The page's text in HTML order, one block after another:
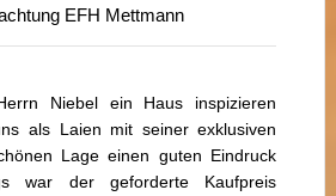
EFH Mettmann
Niebel ein Haus inspizieren
als Laien mit seiner exklusiven
Lage einen guten Eindruck
war der geforderte Kaufpreis